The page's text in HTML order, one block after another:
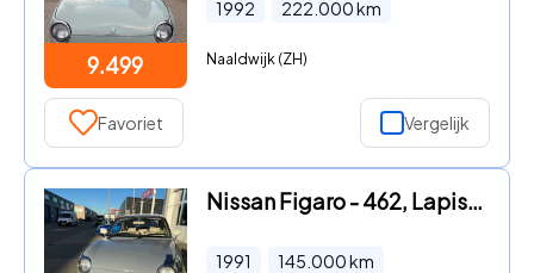
9.499
1992 222.000km
Naaldwijk (ZH)
Favoriet Vergelijk
Nissan Figaro - 462, Lapisgrijs, automaat, airco, turbo
1991 145.000km